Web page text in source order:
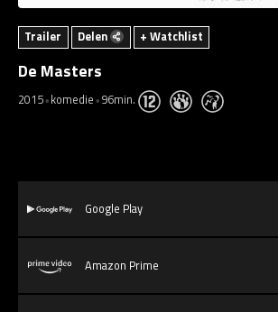
Trailer Delen + Watchlist
De Masters
2015 komedie 96min.
Google Play
Amazon Prime